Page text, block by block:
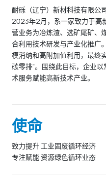
耐砾（辽宁）新材科技有限公
2023年2月，系一家致力于高
营业务为冶炼渣、选矿尾矿、
合利用技术研发与产业化推广
模消纳和高附加值利用，最终
碳零排”。围绕此目标，企业
术服务赋能高新技术产业。
使命
致力提升 工业固废循环经济
专注赋能 资源绿色循环业态